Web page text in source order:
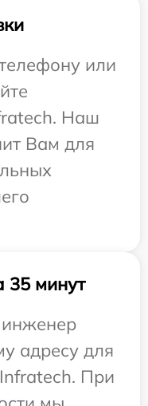
или
Наш
Вам для
35 минут
адресу для
При